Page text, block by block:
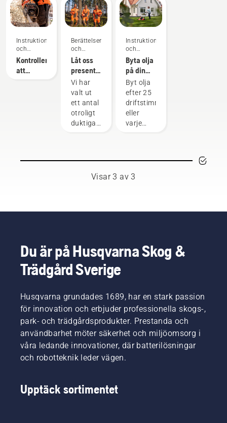
Instruktioner
och
guider
Kontrollera
att
kedjesmörjningen
Berättelser
och
inspiration
Låt oss
presentera
Husqvarnas
H-Team
– våra
mest
krävande
Vi har
valt ut
ett antal
otroligt
duktiga
bland
världens
parkskötsel.
Tillsammans
utgör de
vårt H-
Och de
ställer
otroligt
höga
krav på
sin
utrustning.
Instruktioner
och
guider
Byta olja
på din
gräsklippare
från
Husqvarna
Byt olja
efter 25
driftstimmar
eller
varje
behöver
byta olja
två sätt
att
visas i
den här
videon.
Visar 3 av 3
Du är på Husqvarna Skog &
Trädgård Sverige
Husqvarna grundades 1689, har en stark passion
för innovation och erbjuder professionella skogs-,
park- och trädgårdsprodukter. Prestanda och
användbarhet möter säkerhet och miljöomsorg i
våra ledande innovationer, där batterilösningar
och robotteknik leder vägen.
Upptäck sortimentet